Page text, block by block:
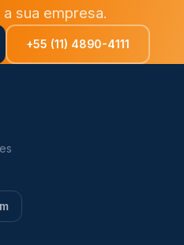
sua empresa.
+55 (11) 4890-4111